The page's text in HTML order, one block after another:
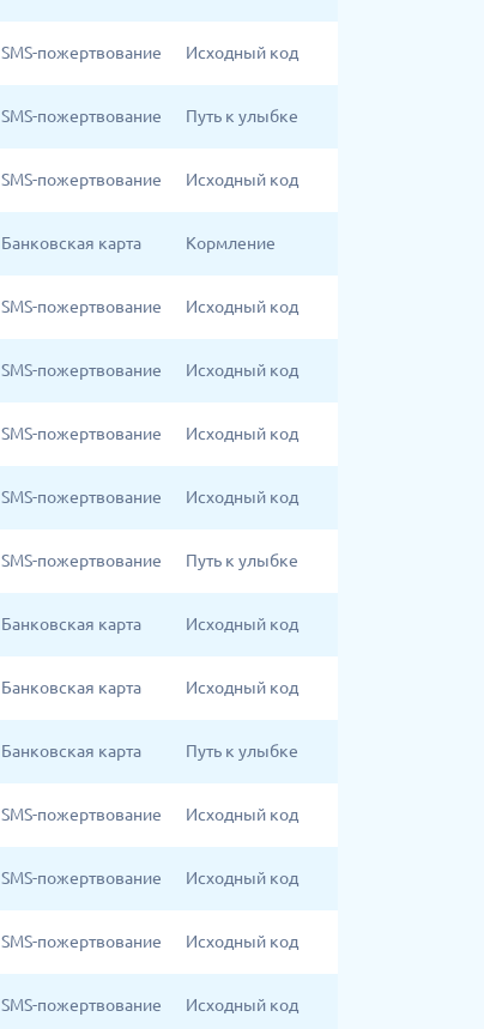
SMS-пожертвование Исходный код
SMS-пожертвование Путь к улыбке
SMS-пожертвование Исходный код
Банковская карта Кормление
SMS-пожертвование Исходный код
SMS-пожертвование Исходный код
SMS-пожертвование Исходный код
SMS-пожертвование Исходный код
SMS-пожертвование Путь к улыбке
Банковская карта Исходный код
Банковская карта Исходный код
Банковская карта Путь к улыбке
SMS-пожертвование Исходный код
SMS-пожертвование Исходный код
SMS-пожертвование Исходный код
SMS-пожертвование Исходный код